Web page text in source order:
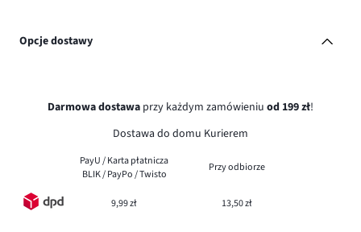
Opcje dostawy
Darmowa dostawa przy każdym zamówieniu od 199 zł!
Dostawa do domu Kurierem
PayU / Karta płatnicza
BLIK / PayPo / Twisto
Przy odbiorze
9,99 zł 13,50 zł